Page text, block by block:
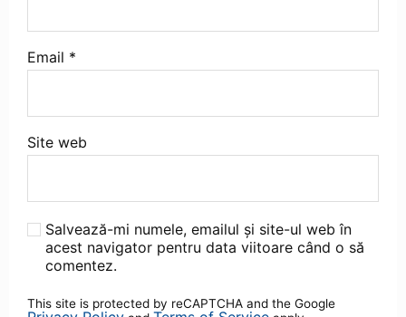
Email *
Site web
Salvează-mi numele, emailul și site-ul web în
acest navigator pentru data viitoare când o să
comentez.
This site is protected by reCAPTCHA and the Google